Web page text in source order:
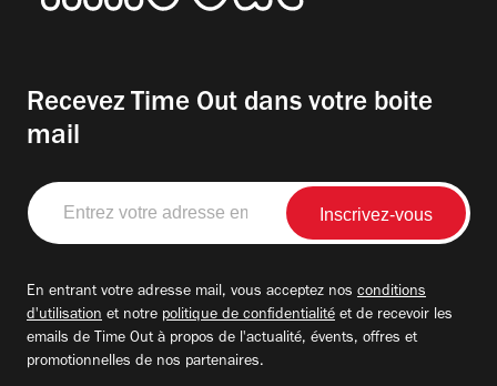
Recevez Time Out dans votre boite
mail
Entrez
votre
adresse
En entrant votre adresse mail, vous acceptez nos conditions
d'utilisation et notre politique de confidentialité et de recevoir les
emails de Time Out à propos de l'actualité, évents, offres et
promotionnelles de nos partenaires.